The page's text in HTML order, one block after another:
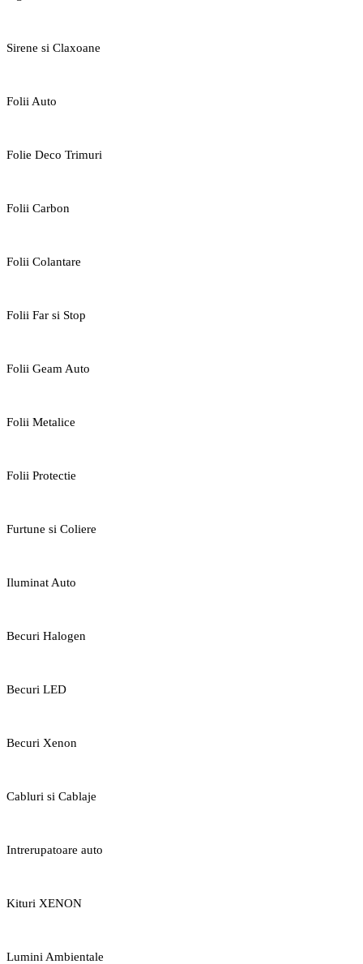
Sirene si Claxoane
Folii Auto
Folie Deco Trimuri
Folii Carbon
Folii Colantare
Folii Far si Stop
Folii Geam Auto
Folii Metalice
Folii Protectie
Furtune si Coliere
Iluminat Auto
Becuri Halogen
Becuri LED
Becuri Xenon
Cabluri si Cablaje
Intrerupatoare auto
Kituri XENON
Lumini Ambientale